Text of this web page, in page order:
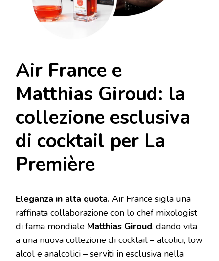
Air France e
Matthias Giroud: la
collezione esclusiva
di cocktail per La
Première
Eleganza in alta quota. Air France sigla una
raffinata collaborazione con lo chef mixologist
di fama mondiale Matthias Giroud, dando vita
a una nuova collezione di cocktail – alcolici, low
alcol e analcolici – serviti in esclusiva nella